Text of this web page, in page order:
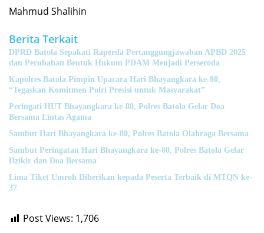
Mahmud Shalihin
Berita Terkait
DPRD Batola Sepakati Raperda Pertanggungjawaban APBD 2025
dan Perubahan Bentuk Hukum PDAM Menjadi Perseroda
Kapolres Batola Pimpin Upacara Hari Bhayangkara ke-80,
“Tegaskan Komitmen Polri Presisi untuk Masyarakat”
Peringati HUT Bhayangkara ke-80, Polres Batola Gelar Doa
Bersama Lintas Agama
Sambut Hari Bhayangkara ke-80, Polres Batola Olahraga Bersama
Sambut Peringatan Hari Bhayangkara ke-80, Polres Batola Gelar
Dzikir dan Doa Bersama
Lima Tiket Umroh Diberikan kepada Peserta Terbaik di MTQN ke-
37
Post Views: 1,706